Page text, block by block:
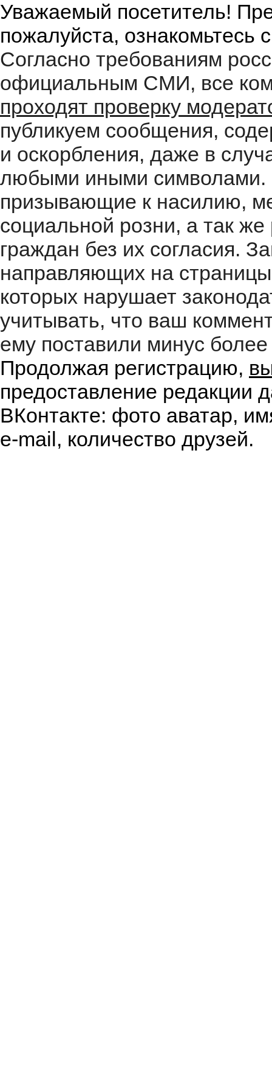
Уважаемый посетитель!
пожалуйста, ознакомьтесь
Согласно требованиям
официальным СМИ, все
проходят проверку
публикуем сообщения,
и оскорбления, даже в
любыми иными символами.
призывающие к насилию,
социальной розни, а так
граждан без их согласия.
направляющих на
которых нарушает
учитывать, что ваш
ему поставили минус
Продолжая регистрацию,
предоставление редакции
ВКонтакте: фото аватар,
e-mail, количество друзей.